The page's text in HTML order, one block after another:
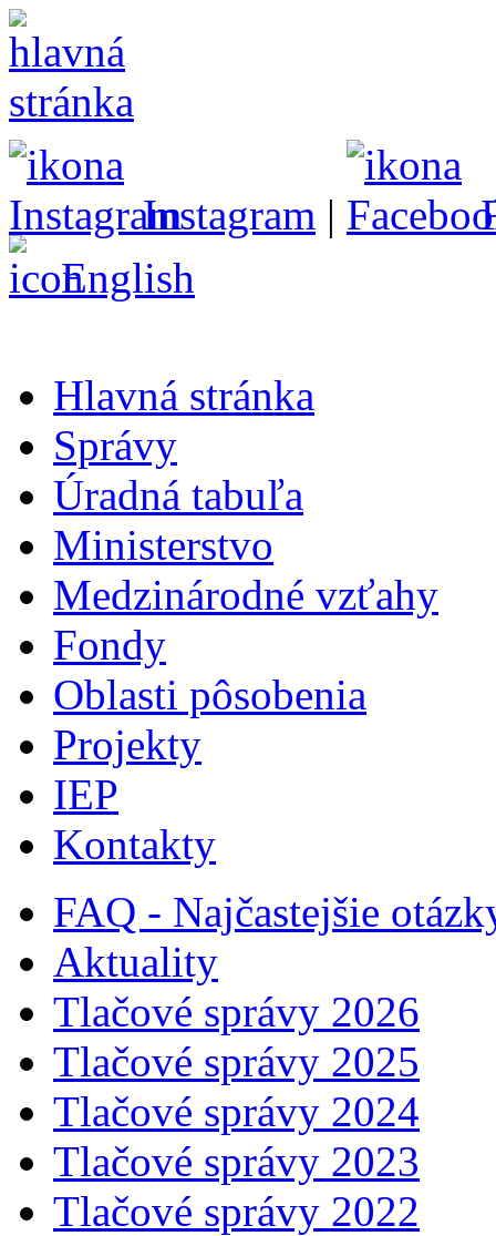
Instagram |
English
Hlavná stránka
Správy
Úradná tabuľa
Ministerstvo
Medzinárodné vzťahy
Fondy
Oblasti pôsobenia
Projekty
IEP
Kontakty
FAQ - Najčastejšie
Aktuality
Tlačové správy 2026
Tlačové správy 2025
Tlačové správy 2024
Tlačové správy 2023
Tlačové správy 2022